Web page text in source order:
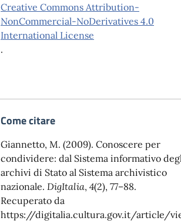
Creative Commons Attribution-
NonCommercial-NoDerivatives 4.0
International License
.
Come citare
Giannetto, M. (2009). Conoscere per
condividere: dal Sistema informativo
archivi di Stato al Sistema archivistico
nazionale. DigItalia, 4(2), 77–88.
Recuperato da
https://digitalia.cultura.gov.it/article/